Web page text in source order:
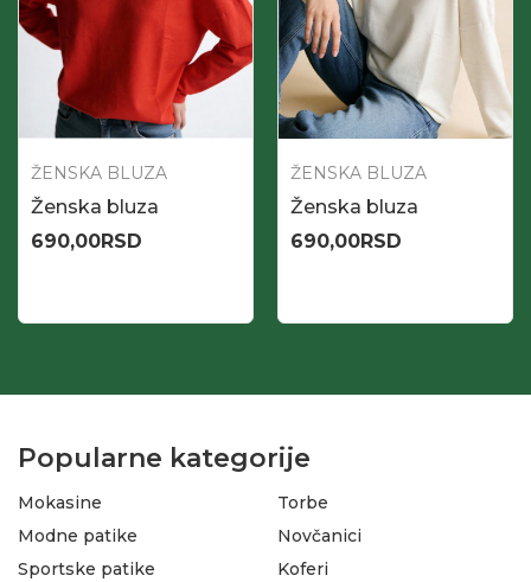
ŽENSKA BLUZA
Ženska bluza
690,00RSD
ŽENSKA BLUZA
Ženska bluza
690,00RSD
Popularne kategorije
Mokasine
Modne patike
Sportske patike
Torbe
Novčanici
Koferi